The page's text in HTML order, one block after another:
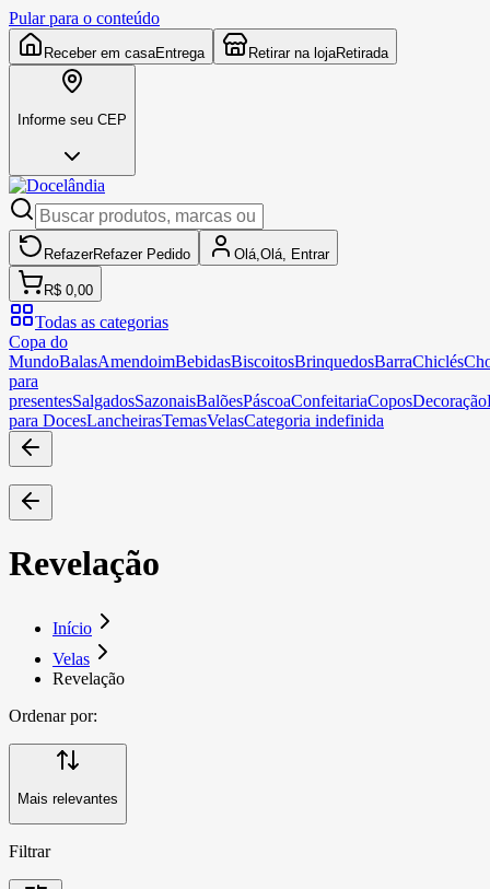
Pular para o conteúdo
Receber em casaEntrega Retirar na lojaRetirada
Informe seu CEP
RefazerRefazer Pedido Olá, Olá, Entrar
R$ 0,00
Todas as categorias
Copa do
MundoBalasAmendoimBebidasBiscoitosBrinquedosBarraChiclés
para
presentesSalgadosSazonaisBalõesPáscoaConfeitariaCoposDecoração
para DocesLancheirasTemasVelasCategoria indefinida
Revelação
Início
Velas
Revelação
Ordenar por:
Mais relevantes
Filtrar